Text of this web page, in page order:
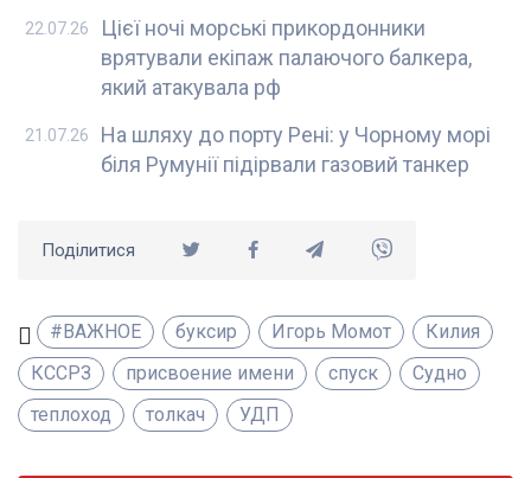
Цієї ночі морські прикордонники
врятували екіпаж палаючого балкера,
який атакувала рф
22.07.26
На шляху до порту Рені: у Чорному морі
біля Румунії підірвали газовий танкер
21.07.26
Поділитися
#ВАЖНОЕ буксир Игорь Момот
Килия
КССРЗ
присвоение имени спуск
Судно
теплоход
толкач УДП